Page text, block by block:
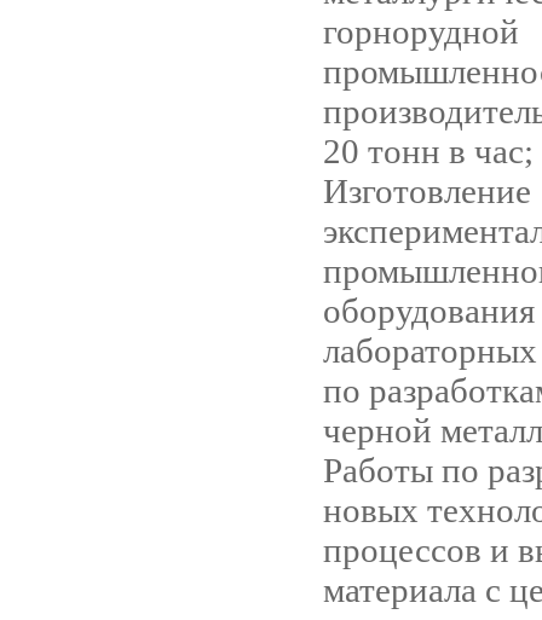
горнорудной
20 тонн в час;
Изготовление
по
черной
Работы по
новых
процессов и
материала с